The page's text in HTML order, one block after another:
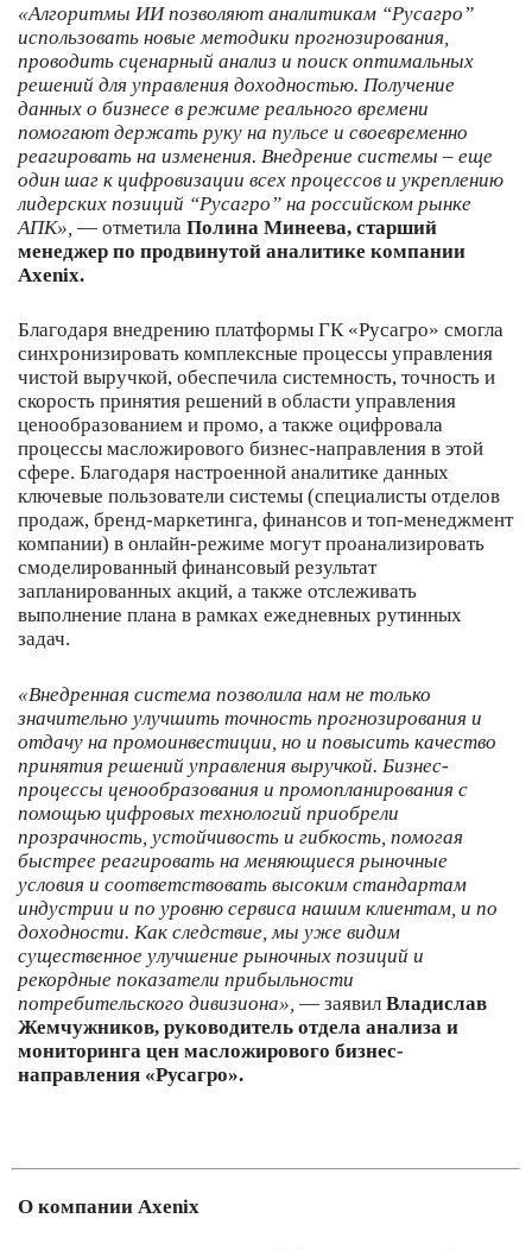
«Алгоритмы ИИ позволяют аналитикам “Русагро”
использовать новые методики прогнозирования,
проводить сценарный анализ и поиск оптимальных
решений для управления доходностью. Получение
данных о бизнесе в режиме реального времени
помогают держать руку на пульсе и своевременно
реагировать на изменения. Внедрение системы – еще
один шаг к цифровизации всех процессов и укреплению
лидерских позиций “Русагро” на российском рынке
АПК», — отметила Полина Минеева, старший
менеджер по продвинутой аналитике компании
Axenix.
Благодаря внедрению платформы ГК «Русагро» смогла
синхронизировать комплексные процессы управления
чистой выручкой, обеспечила системность, точность и
скорость принятия решений в области управления
ценообразованием и промо, а также оцифровала
процессы масложирового бизнес-направления в этой
сфере. Благодаря настроенной аналитике данных
ключевые пользователи системы (специалисты отделов
продаж, бренд-маркетинга, финансов и топ-менеджмент
компании) в онлайн-режиме могут проанализировать
смоделированный финансовый результат
запланированных акций, а также отслеживать
выполнение плана в рамках ежедневных рутинных
задач.
«Внедренная система позволила нам не только
значительно улучшить точность прогнозирования и
отдачу на промоинвестиции, но и повысить качество
принятия решений управления выручкой. Бизнес-
процессы ценообразования и промопланирования с
помощью цифровых технологий приобрели
прозрачность, устойчивость и гибкость, помогая
быстрее реагировать на меняющиеся рыночные
условия и соответствовать высоким стандартам
индустрии и по уровню сервиса нашим клиентам, и по
доходности. Как следствие, мы уже видим
существенное улучшение рыночных позиций и
рекордные показатели прибыльности
потребительского дивизиона», — заявил Владислав
Жемчужников, руководитель отдела анализа и
мониторинга цен масложирового бизнес-
направления «Русагро».
О компании Axenix